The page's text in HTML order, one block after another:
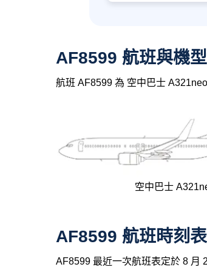
AF8599 航班與機
航班 AF8599 為 空中巴士
空中巴士
AF8599 航班時刻表
AF8599 最近一次航班表定於 8 月